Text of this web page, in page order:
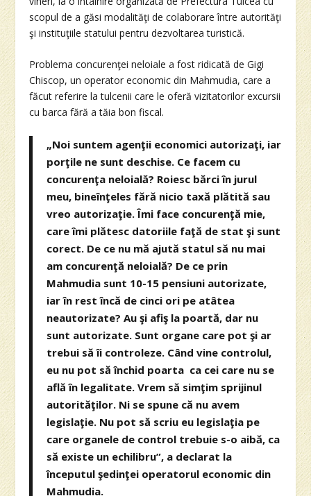
scopul de a găsi modalităţi de colaborare între autorităţi
şi instituţiile statului pentru dezvoltarea turistică.
Problema concurenţei neloiale a fost ridicată de Gigi
Chiscop, un operator economic din Mahmudia, care a
făcut referire la tulcenii care le oferă vizitatorilor excursii
cu barca fără a tăia bon fiscal.
„Noi suntem agenţii economici autorizaţi, iar
porţile ne sunt deschise. Ce facem cu
concurenţa neloială? Roiesc bărci în jurul
meu, bineînţeles fără nicio taxă plătită sau
vreo autorizaţie. Îmi face concurenţă mie,
care îmi plătesc datoriile faţă de stat şi sunt
corect. De ce nu mă ajută statul să nu mai
am concurenţă neloială? De ce prin
Mahmudia sunt 10-15 pensiuni autorizate,
iar în rest încă de cinci ori pe atâtea
neautorizate? Au şi afiş la poartă, dar nu
sunt autorizate. Sunt organe care pot şi ar
trebui să îi controleze. Când vine controlul,
eu nu pot să închid poarta ca cei care nu se
află în legalitate. Vrem să simţim sprijinul
autorităţilor. Ni se spune că nu avem
legislaţie. Nu pot să scriu eu legislaţia pe
care organele de control trebuie s-o aibă, ca
să existe un echilibru”, a declarat la
începutul şedinţei operatorul economic din
Mahmudia.